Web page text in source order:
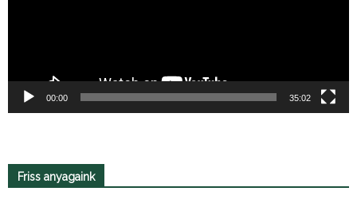
00:00 35:02
Friss anyagaink